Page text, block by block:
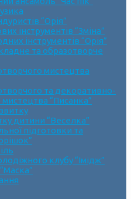
“Орія”
інструментів “Зміна”
інструментів “Орія”
та образотворче
мистецтва
та декоративно-
“Писанка”
дитини “Веселка”
підготовки та
клубу “Імідж”